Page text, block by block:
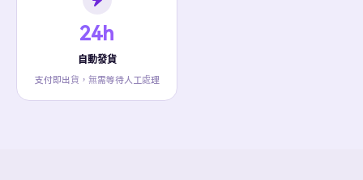
24h
自動發貨
支付即出貨，無需等待人工處理